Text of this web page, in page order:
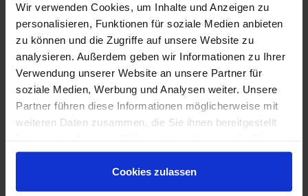
Wir verwenden Cookies, um Inhalte und Anzeigen zu
personalisieren, Funktionen für soziale Medien anbieten
zu können und die Zugriffe auf unsere Website zu
analysieren. Außerdem geben wir Informationen zu Ihrer
Verwendung unserer Website an unsere Partner für
soziale Medien, Werbung und Analysen weiter. Unsere
Partner führen diese Informationen möglicherweise mit
weiteren Daten zusammen, die Sie ihnen bereitgestellt
gesammelt haben.
Cookies zulassen
Weitere Serien von Sant Agostino